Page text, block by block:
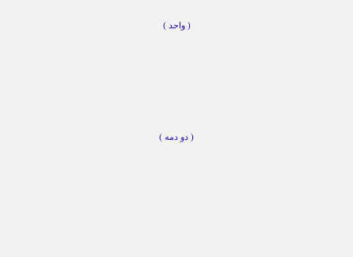
( واحد )
( دو دمه )